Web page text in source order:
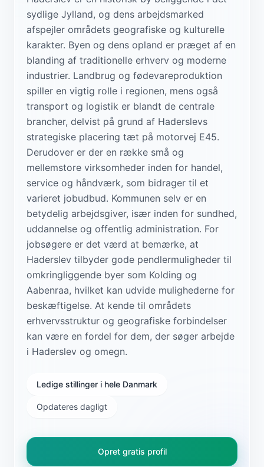
sydlige Jylland, og dens arbejdsmarked
afspejler områdets geografiske og kulturelle
karakter. Byen og dens opland er præget af en
blanding af traditionelle erhverv og moderne
industrier. Landbrug og fødevareproduktion
spiller en vigtig rolle i regionen, mens også
transport og logistik er blandt de centrale
brancher, delvist på grund af Haderslevs
strategiske placering tæt på motorvej E45.
Derudover er der en række små og
mellemstore virksomheder inden for handel,
service og håndværk, som bidrager til et
varieret jobudbud. Kommunen selv er en
betydelig arbejdsgiver, især inden for sundhed,
uddannelse og offentlig administration. For
jobsøgere er det værd at bemærke, at
Haderslev tilbyder gode pendlermuligheder til
omkringliggende byer som Kolding og
Aabenraa, hvilket kan udvide mulighederne for
beskæftigelse. At kende til områdets
erhvervsstruktur og geografiske forbindelser
kan være en fordel for dem, der søger arbejde
i Haderslev og omegn.
Ledige stillinger i hele Danmark
Opdateres dagligt
Opret gratis profil